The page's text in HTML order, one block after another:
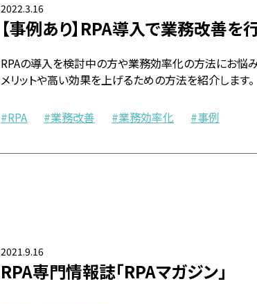
2022.3.16
【事例あり】RPA導入で業務改善を
RPAの導入を検討中の方や業務効率化の方法にお悩
メリットや高い効果を上げるための方法を紹介します。
RPA 業務改善 業務効率化 事例
2021.9.16
RPA専門情報誌「RPAマガジン」